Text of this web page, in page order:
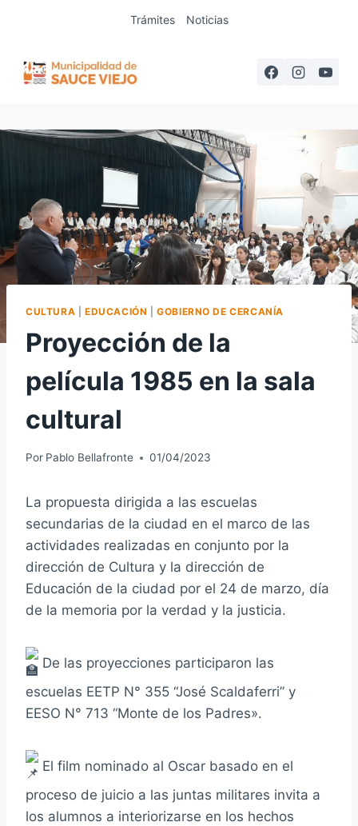
Trámites Noticias
CULTURA EDUCACIÓN |GOBIERNO DE CERCANÍA
Proyección de la
película 1985 en la sala
cultural
Por Pablo Bellafronte 01/04/2023
La propuesta dirigida a las escuelas
secundarias de la ciudad en el marco de las
actividades realizadas en conjunto por la
dirección de Cultura y la dirección de
Educación de la ciudad por el 24 de marzo, día
de la memoria por la verdad y la justicia.
De las proyecciones participaron las
escuelas EETP N° 355 “José Scaldaferri” y
EESO N° 713 “Monte de los Padres».
El film nominado al Oscar basado en el
proceso de juicio a las juntas militares invita a
los alumnos a interiorizarse en los hechos